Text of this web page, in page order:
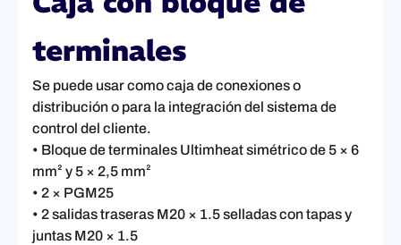
terminales
Se puede usar como caja de conexiones o
distribución o para la integración del sistema de
control del cliente.
• Bloque de terminales Ultimheat simétrico de 5 × 6
mm² y 5 × 2,5 mm²
• 2 × PGM25
• 2 salidas traseras M20 × 1.5 selladas con tapas y
juntas M20 × 1.5